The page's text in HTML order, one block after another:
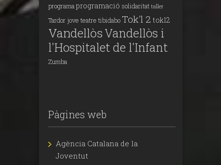
programa programació solidaritat taller
Tardor jove teatre tibidaboTok'l 2 tokl2
VandellòsVandellòs i
l'Hospitalet de l'Infant
Zumba
Pàgines web
Agència Catalana de la
Joventut